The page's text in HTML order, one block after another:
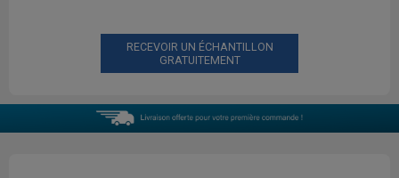
RECEVOIR UN ÉCHANTILLON
GRATUITEMENT